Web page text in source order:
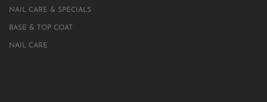
NAIL CARE & SPECIALS
BASE & TOP COAT
NAIL CARE